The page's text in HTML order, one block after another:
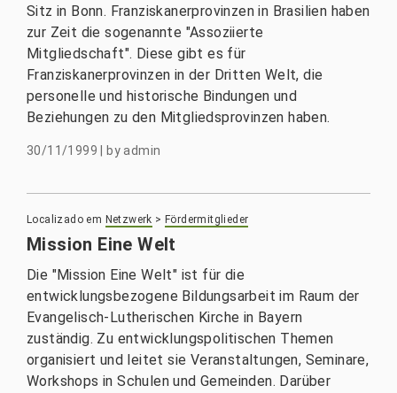
Sitz in Bonn. Franziskanerprovinzen in Brasilien haben
zur Zeit die sogenannte "Assoziierte
Mitgliedschaft". Diese gibt es für
Franziskanerprovinzen in der Dritten Welt, die
personelle und historische Bindungen und
Beziehungen zu den Mitgliedsprovinzen haben.
30/11/1999 byadmin
Localizado em Netzwerk > Fördermitglieder
Mission Eine Welt
Die "Mission Eine Welt" ist für die
entwicklungsbezogene Bildungsarbeit im Raum der
Evangelisch-Lutherischen Kirche in Bayern
zuständig. Zu entwicklungspolitischen Themen
organisiert und leitet sie Veranstaltungen, Seminare,
Workshops in Schulen und Gemeinden. Darüber